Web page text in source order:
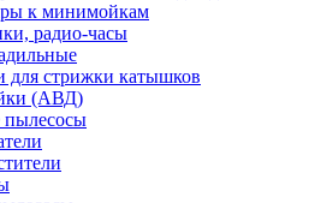
к минимойкам
радио-часы
стрижки катышков
(АВД)